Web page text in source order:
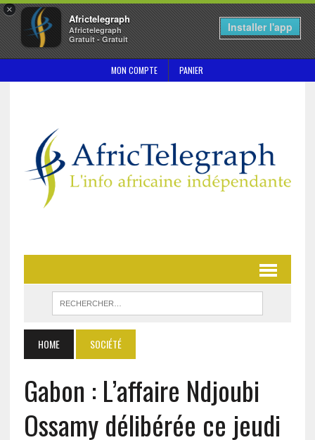
×
Africtelegraph
Africtelegraph
Gratuit - Gratuit
Installer l'app
MON COMPTE PANIER
HOME SOCIÉTÉ
Gabon : L’affaire Ndjoubi
Ossamy délibérée ce jeudi